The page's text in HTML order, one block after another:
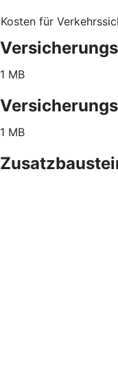
Kosten für
1 MB
1 MB